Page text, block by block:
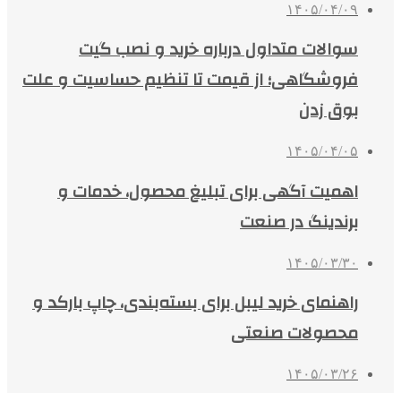
۱۴۰۵/۰۴/۰۹
سوالات متداول درباره خرید و نصب گیت
فروشگاهی؛ از قیمت تا تنظیم حساسیت و علت
بوق زدن
۱۴۰۵/۰۴/۰۵
اهمیت آگهی برای تبلیغ محصول، خدمات و
برندینگ در صنعت
۱۴۰۵/۰۳/۳۰
راهنمای خرید لیبل برای بسته‌بندی، چاپ بارکد و
محصولات صنعتی
۱۴۰۵/۰۳/۲۶